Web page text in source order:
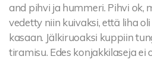
and pihvi ja hummeri. Pihvi ok,
vedetty niin kuivaksi, että liha
kasaan. Jälkiruoaksi kuppiin
tiramisu. Edes konjakkilaseja ei